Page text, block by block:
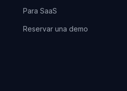
Para SaaS
Reservar una demo